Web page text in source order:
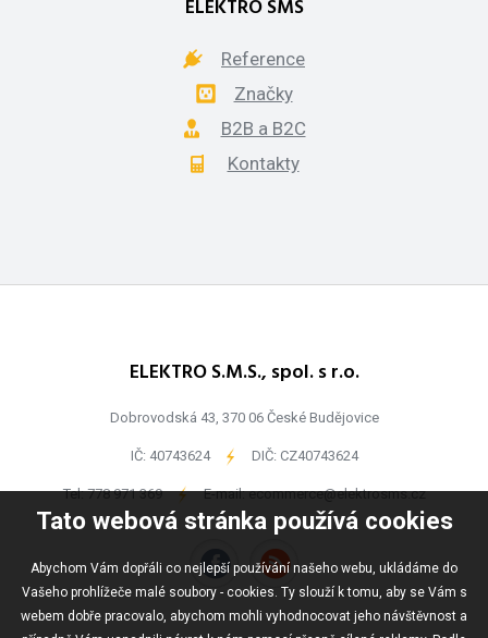
Tato webová stránka používá cookies
Abychom Vám dopřáli co nejlepší používání našeho webu, ukládáme do
Vašeho prohlížeče malé soubory - cookies. Ty slouží k tomu, aby se Vám s
webem dobře pracovalo, abychom mohli vyhodnocovat jeho návštěvnost a
ELEKTRO SMS
Reference
Značky
B2B a B2C
Kontakty
ELEKTRO S.M.S., spol. s r.o.
Dobrovodská 43, 370 06 České Budějovice
IČ: 40743624 - DIČ: CZ40743624
Tel:778 971 369 - E-mail:ecommerce@elektrosms.cz